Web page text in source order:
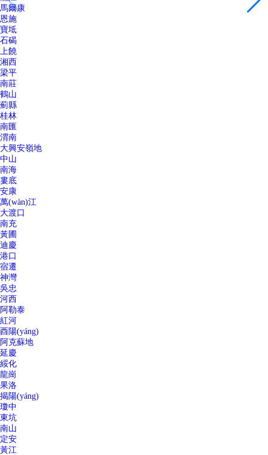
馬爾康
恩施
寶坻
石碣
上饒
湘西
梁平
南莊
鶴山
薊縣
桂林
南匯
渭南
大興安嶺地
中山
南海
婁底
安康
萬(wàn)江
大渡口
南充
黃圃
迪慶
港口
宿遷
神灣
吳忠
河西
阿勒泰
紅河
酉陽(yáng)
阿克蘇地
延慶
綏化
龍崗
果洛
揭陽(yáng)
瓊中
東坑
南山
定安
黃江